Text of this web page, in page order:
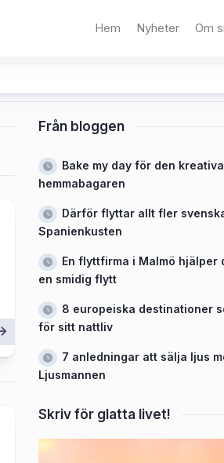
Hem Nyheter Om
Från bloggen
Bake my day för den kreativa
hemmabagaren
Därför flyttar allt fler
Spanienkusten
En flyttfirma i Malmö hjälper
en smidig flytt
8 europeiska destinationer
för sitt nattliv
7 anledningar att sälja ljus
Ljusmannen
Skriv för glatta livet!